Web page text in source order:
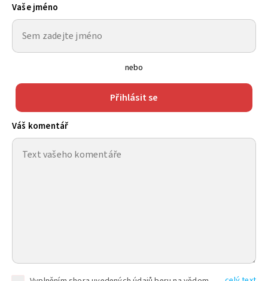
Vaše jméno
nebo
Přihlásit se
Váš komentář